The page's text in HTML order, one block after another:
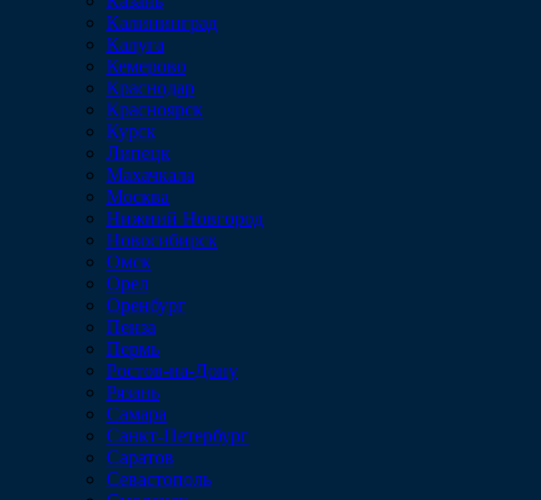
Калининград
Калуга
Кемерово
Краснодар
Красноярск
Курск
Липецк
Махачкала
Москва
Нижний Новгород
Новосибирск
Омск
Орел
Оренбург
Пенза
Пермь
Ростов-на-Дону
Рязань
Самара
Санкт-Петербург
Саратов
Севастополь